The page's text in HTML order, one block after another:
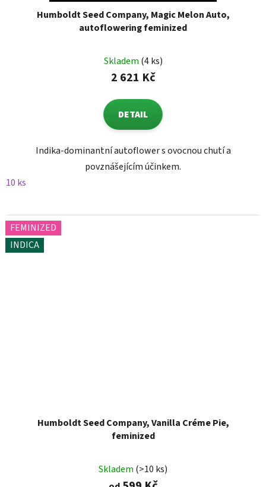
Humboldt Seed Company, Magic Melon Auto,
autoflowering feminized
Skladem (4 ks)
2 621 Kč
DETAIL
Indika-dominantní autoflower s ovocnou chutí a
povznášejícím účinkem.
10 ks
FEMINIZED
INDICA
Humboldt Seed Company, Vanilla Créme Pie,
feminized
Skladem (>10 ks)